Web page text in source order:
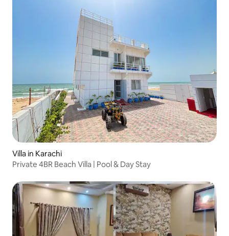
Villa in Karachi
Private 4BR Beach Villa | Pool & Day Stay